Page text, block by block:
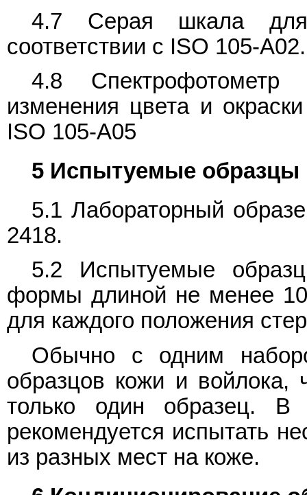
4.7 Серая шкала
соответствии с ISO 105-A02.
4.8
изменения цвета и
ISO 105-A05
5 Испытуемые образцы
5.1 Лабораторный
2418.
5.2 Испытуемые
формы длиной не менее
для каждого положения
Обычно с одним
образцов кожи и войлока,
только один образец. В
рекомендуется испытать
из разных мест на коже.